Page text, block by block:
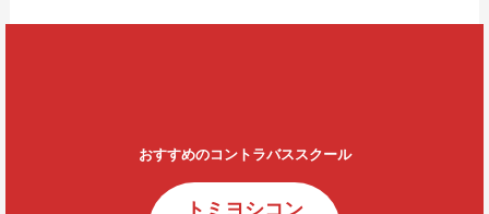
おすすめのコントラバススクール
トミヨシコン